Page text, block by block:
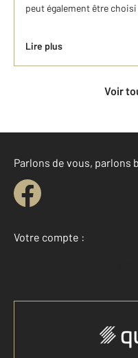
peut également être choisi
Lire plus
Voir
Parlons de vous, parlons
Votre compte :